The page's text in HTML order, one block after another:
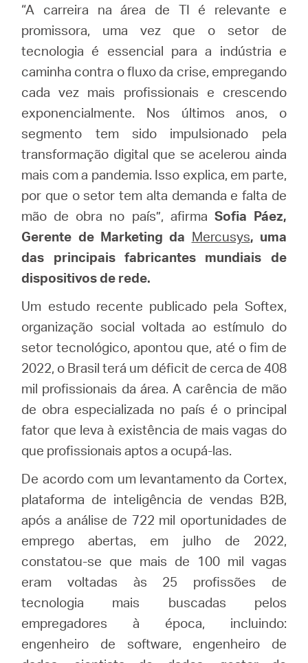
“A carreira na área de TI é relevante e
promissora, uma vez que o setor de
tecnologia é essencial para a indústria e
caminha contra o fluxo da crise, empregando
cada vez mais profissionais e crescendo
exponencialmente. Nos últimos anos, o
segmento tem sido impulsionado pela
transformação digital que se acelerou ainda
mais com a pandemia. Isso explica, em parte,
por que o setor tem alta demanda e falta de
mão de obra no país”, afirma Sofia Páez,
Gerente de Marketing da Mercusys, uma
das principais fabricantes mundiais de
dispositivos de rede.
Um estudo recente publicado pela Softex,
organização social voltada ao estímulo do
setor tecnológico, apontou que, até o fim de
2022, o Brasil terá um déficit de cerca de 408
mil profissionais da área. A carência de mão
de obra especializada no país é o principal
fator que leva à existência de mais vagas do
que profissionais aptos a ocupá-las.
De acordo com um levantamento da Cortex,
plataforma de inteligência de vendas B2B,
após a análise de 722 mil oportunidades de
emprego abertas, em julho de 2022,
constatou-se que mais de 100 mil vagas
eram voltadas às 25 profissões de
tecnologia mais buscadas pelos
empregadores à época, incluindo:
engenheiro de software, engenheiro de